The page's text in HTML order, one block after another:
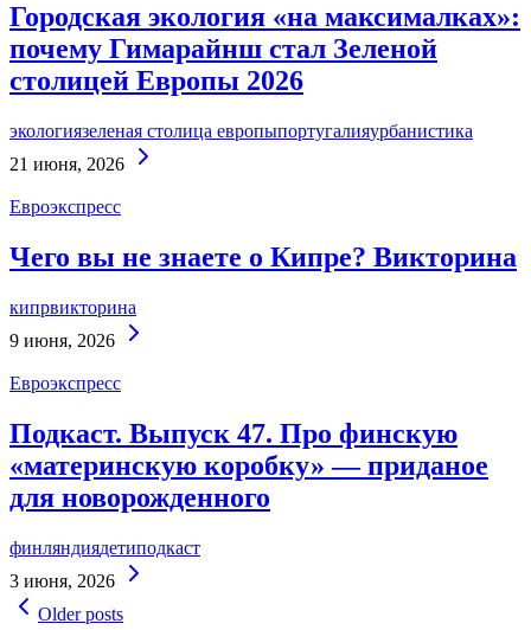
Городская экология «на максималках»:
почему Гимарайнш стал Зеленой
столицей Европы 2026
экологиязеленая столица европыпортугалияурбанистика
21 июня, 2026
Евроэкспресс
Чего вы не знаете о Кипре? Викторина
кипрвикторина
9 июня, 2026
Евроэкспресс
Подкаст. Выпуск 47. Про финскую
«материнскую коробку» — приданое
для новорожденного
финляндиядетиподкаст
3 июня, 2026
Навигация
Older posts